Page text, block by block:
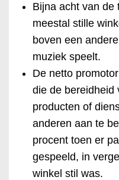
Bijna acht van de
meestal stille
boven een
muziek speelt.
De netto
die de bereidheid
producten of
anderen aan te
procent toen er
gespeeld, in
winkel stil was.